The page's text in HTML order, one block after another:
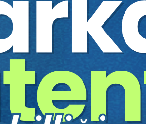
Prof. Dr. Oğuz ATALAY
ÖZEKES:Zorunlu
İcra Hukukunda Uygulanması